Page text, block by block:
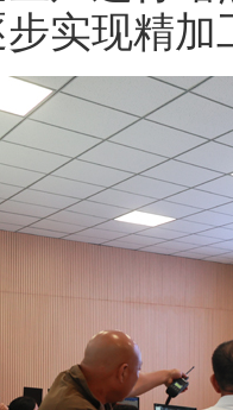
实现精